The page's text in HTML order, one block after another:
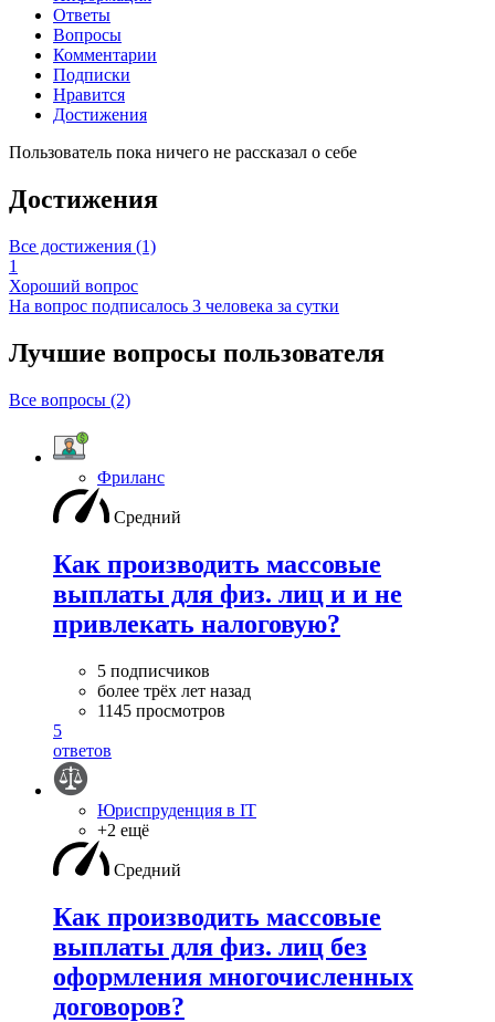
Ответы
Вопросы
Комментарии
Подписки
Нравится
Достижения
Пользователь пока ничего не рассказал о себе
Достижения
Все достижения (1)
1
Хороший вопрос
На вопрос подписалось 3 человека за сутки
Лучшие вопросы пользователя
Все вопросы (2)
Фриланс
Средний
Как производить массовые
выплаты для физ. лиц и и не
привлекать налоговую?
5 подписчиков
более трёх лет назад
1145 просмотров
5
ответов
Юриспруденция в IT
+2 ещё
Средний
Как производить массовые
выплаты для физ. лиц без
оформления многочисленных
договоров?